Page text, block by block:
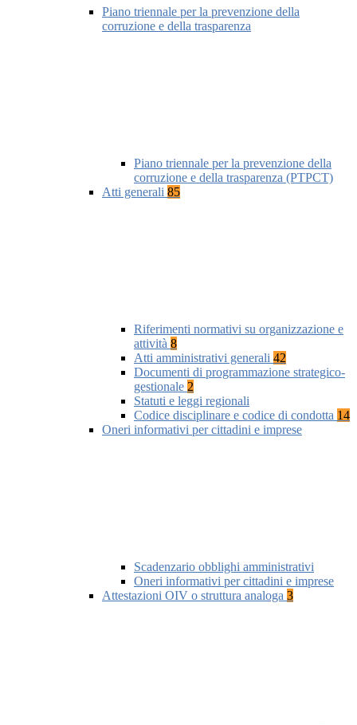
Piano triennale per la prevenzione della
corruzione e della trasparenza
Piano triennale per la prevenzione della
corruzione e della trasparenza (PTPCT)
Atti generali 85
Riferimenti normativi su organizzazione e
attività 8
Atti amministrativi generali 42
Documenti di programmazione strategico-
gestionale 2
Statuti e leggi regionali
Codice disciplinare e codice di condotta 14
Oneri informativi per cittadini e imprese
Scadenzario obblighi amministrativi
Oneri informativi per cittadini e imprese
Attestazioni OIV o struttura analoga 3